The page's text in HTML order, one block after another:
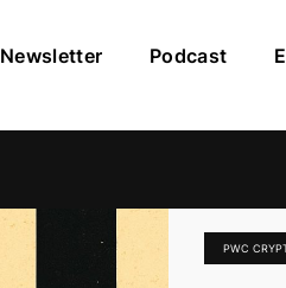
Newsletter Podcast
PWC